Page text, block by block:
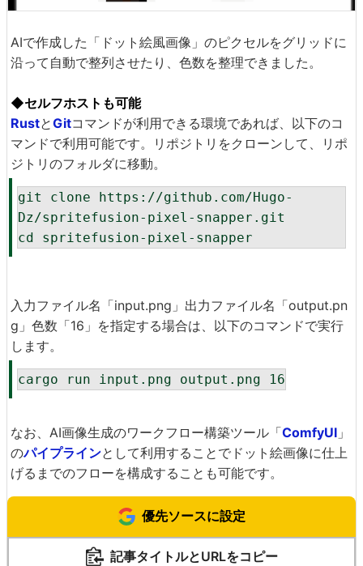
AIで作成した「ドット絵風画像」のピクセルをグリッドに
沿って自動で整列させたり、色数を整理できました。
◆セルフホストも可能
RustとGitコマンドが利用できる環境であれば、以下のコ
マンドで利用可能です。リポジトリをクローンして、リポ
ジトリのフォルダに移動。
git clone https://github.com/Hugo-
Dz/spritefusion-pixel-snapper.git
入力ファイル名「input.png」出力ファイル名「output.pn
g」色数「16」を指定する場合は、以下のコマンドで実行
します。
なお、AI画像生成のワークフロー構築ツール「ComfyUI 」
のパイプラインとして利用することでドット絵画像に仕上
げるまでのフローを構成することも可能です。
優先ソースに設定
記事タイトルとURLをコピー